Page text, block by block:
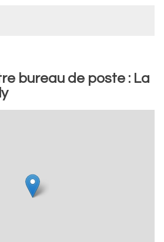
bureau de poste : La